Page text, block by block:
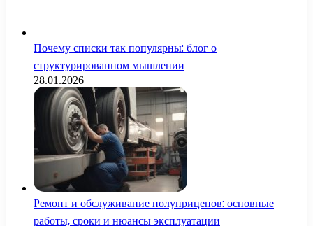
Почему списки так популярны: блог о
структурированном мышлении
28.01.2026
Ремонт и обслуживание полуприцепов: основные
работы, сроки и нюансы эксплуатации